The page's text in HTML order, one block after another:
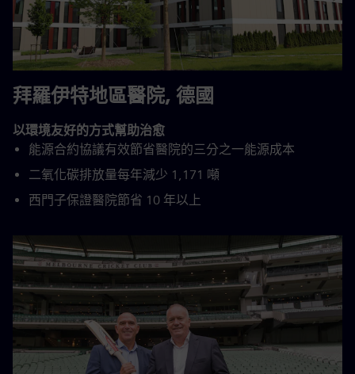
拜羅伊特地區醫院, 德國
以環境友好的方式幫助治愈
能源合約協議有效節省醫院的三分之一能源成本
二氧化碳排放量每年減少 1,171 噸
西門子保證醫院節省 10 年以上